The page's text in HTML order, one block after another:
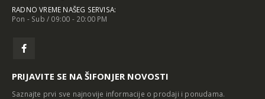
RADNO VREME NAŠEG SERVISA:
Pon - Sub / 09:00 - 20:00 PM
PRIJAVITE SE NA ŠIFONJER NOVOSTI
Saznajte prvi sve najnovije informacije o prodaji i ponudama.